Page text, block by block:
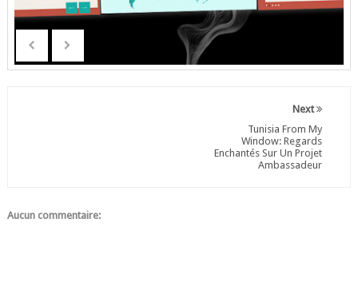
Next
Tunisia From My
Window: Regards
Enchantés Sur Un Projet
Ambassadeur
Aucun commentaire: